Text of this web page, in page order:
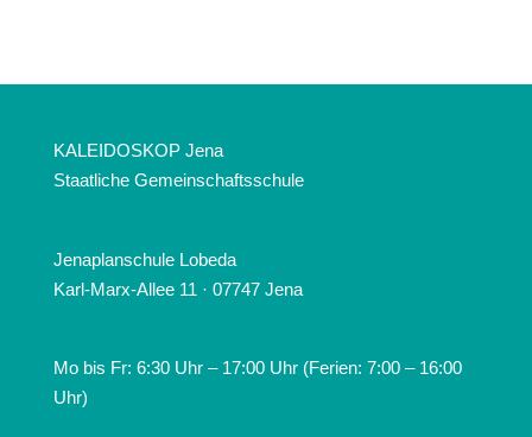
KALEIDOSKOP Jena
Staatliche Gemeinschaftsschule
Jenaplanschule Lobeda
Karl-Marx-Allee 11 · 07747 Jena
Mo bis Fr: 6:30 Uhr – 17:00 Uhr (Ferien: 7:00 – 16:00
Uhr)